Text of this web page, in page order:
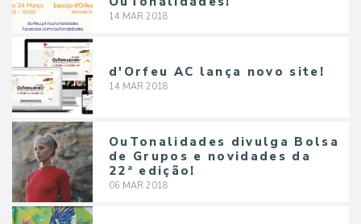
14 MAR 2018
d'Orfeu AC lança novo site!
14 MAR 2018
OuTonalidades divulga Bolsa
de Grupos e novidades da
22ª edição!
06 MAR 2018